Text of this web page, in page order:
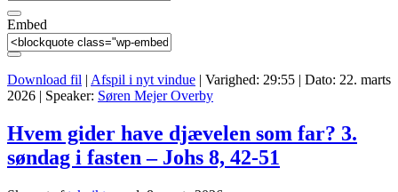
Embed
Download fil | Afspil i nyt vindue | Varighed: 29:55 | Dato: 22. marts
2026 | Speaker: Søren Mejer Overby
Hvem gider have djævelen som far? 3.
søndag i fasten – Johs 8, 42-51